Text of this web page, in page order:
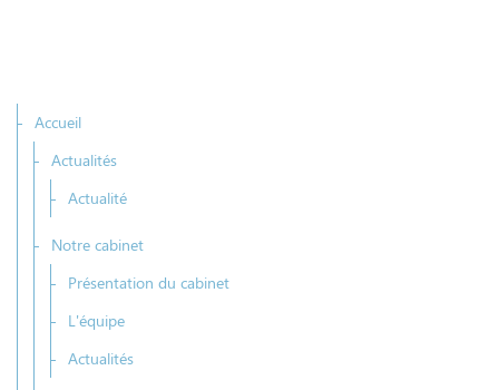
Accueil
Actualités
Actualité
Notre cabinet
Présentation du cabinet
L'équipe
Actualités